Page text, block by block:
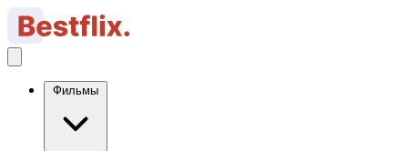
Фильмы